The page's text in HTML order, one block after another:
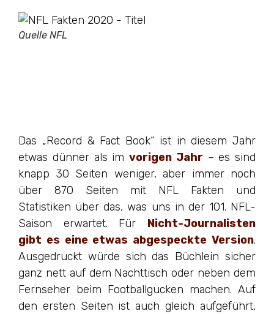
Quelle NFL
Das „Record & Fact Book“ ist in diesem Jahr
etwas dünner als im vorigen Jahr – es sind
knapp 30 Seiten weniger, aber immer noch
über 870 Seiten mit NFL Fakten und
Statistiken über das, was uns in der 101. NFL-
Saison erwartet. Für Nicht-Journalisten
gibt es eine etwas abgespeckte Version.
Ausgedruckt würde sich das Büchlein sicher
ganz nett auf dem Nachttisch oder neben dem
Fernseher beim Footballgucken machen. Auf
den ersten Seiten ist auch gleich aufgeführt,